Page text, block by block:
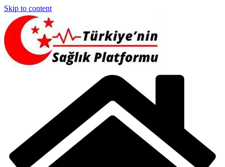
Skip to content